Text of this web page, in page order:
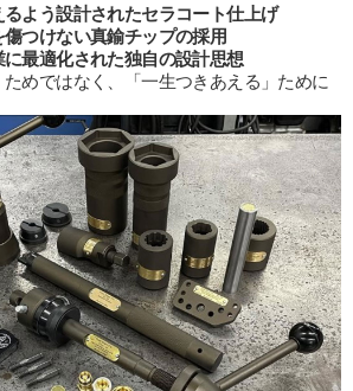
るよう設計されたセラコート仕上げ
傷つけない真鍮チップの採用
に最適化された独自の設計思想
めではなく、「一生つきあえる」ために